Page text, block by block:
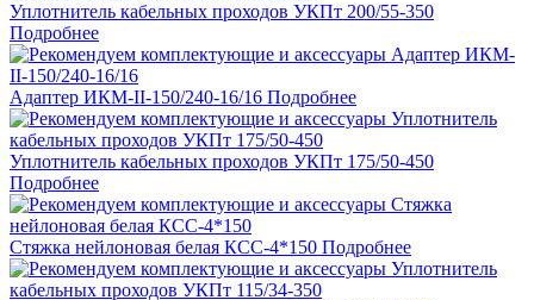
Уплотнитель кабельных проходов УКПт 200/55-350
Подробнее
Адаптер ИКМ-II-150/240-16/16 Подробнее
Уплотнитель кабельных проходов УКПт 175/50-450
Подробнее
Стяжка нейлоновая белая КСС-4*150 Подробнее